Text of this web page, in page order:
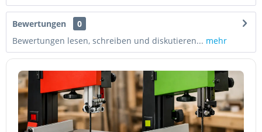
Bewertungen
0
Bewertungen lesen, schreiben und diskutieren... mehr